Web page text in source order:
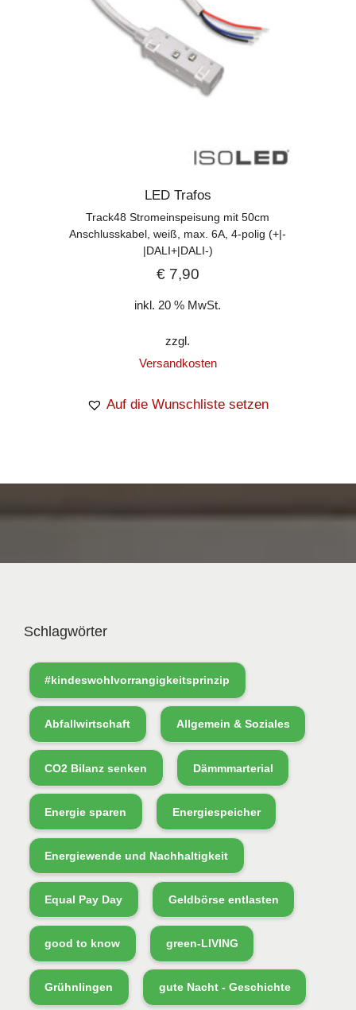
LED Trafos
Track48 Stromeinspeisung mit 50cm
Anschlusskabel, weiß, max. 6A, 4-polig (+|-
|DALI+|DALI-)
€7,90
inkl. 20 % MwSt.
zzgl.
Versandkosten
Auf die Wunschliste setzen
Schlagwörter
#kindeswohlvorrangigkeitsprinzip
Abfallwirtschaft Allgemein & Soziales
CO2 Bilanz senken Dämmmarterial
Energie sparen Energiespeicher
Energiewende und Nachhaltigkeit
Equal Pay Day Geldbörse entlasten
good to know green-LIVING
Grühnlingen gute Nacht - Geschichte